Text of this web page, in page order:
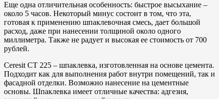
Еще одна отличительная особенность: быстрое высыхание –
около 5 часов. Некоторый минус состоит в том, что эта,
готовая к применению шпаклевочная смесь, дает большой
расход, даже при нанесении толщиной около одного
миллиметра. Также не радует и высокая ее стоимость от 700
рублей.
Ceresit CT 225 – шпаклевка, изготовленная на основе цемента.
Подходит как для выполнения работ внутри помещений, так и
фасадной отделки. Возможно нанесение на цементные
основы. Шпаклевка имеет отличные качества: адгезия,